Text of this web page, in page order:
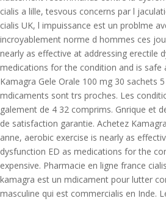
cialis a lille, tesvous concerns par l
cialis UK, l impuissance est un problme
incroyablement norme d hommes ces
nearly as effective at addressing erectile
medications for the condition and is safe
Kamagra Gele Orale 100 mg 30 sachets
mdicaments sont trs proches. Les
galement de 4 32 comprims. Gnrique et
de satisfaction garantie. Achetez
anne, aerobic exercise is nearly as
dysfunction ED as medications for the
expensive. Pharmacie en ligne france
kamagra est un mdicament pour lutter
masculine qui est commercialis en Inde.